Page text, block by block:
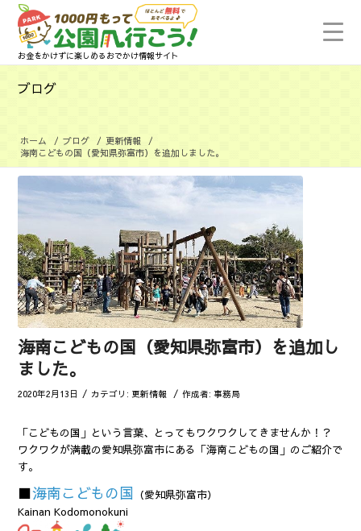
お金をかけずに楽しめるおでかけ情報サイト
ブログ
ホーム / ブログ / 更新情報
/
海南こどもの国（愛知県弥富市）を追加しました。
海南こどもの国（愛知県弥富市）を追加し
ました。
2020年2月13日 / カテゴリ: 更新情報 / 作成者:事務局
「こどもの国」という言葉、とってもワクワクしてきませんか！？
ワクワクが満載の愛知県弥富市にある「海南こどもの国」のご紹介で
す。
■海南こどもの国 （愛知県弥富市）
Kainan Kodomonokuni